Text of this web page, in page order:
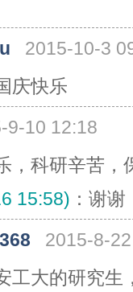
2015-10-3
庆快乐
9-10 12:18
，科研辛苦，
15:58) ：谢谢
2015-8-
工大的研究生